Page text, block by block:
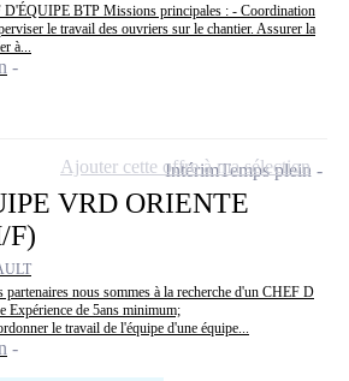
BTP Missions principales : - Coordination
le travail des ouvriers sur le chantier. Assurer la
à...
VRD ORIENTE
F)
partenaires nous sommes à la recherche d'un CHEF D
de 5ans minimum;
le travail de l'équipe d'une équipe...
IntérimTemps plein
Ajouter cette offre à ma sélection